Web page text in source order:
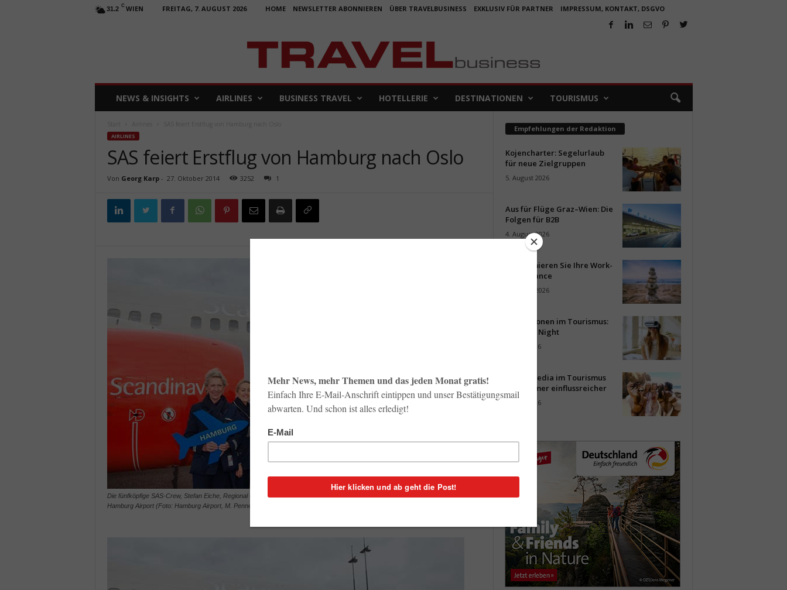
31.2 C WIEN FREITAG, 7. AUGUST 2026 HOME NEWSLETTER ABONNIEREN ÜBER TRAVELBUSINESS EXKLUSIV FÜR PARTNER IMPRESSUM, KONTAKT, DSGVO
A
NEWS & INSIGHTS AIRLINES BUSINESS TRAVEL HOTELLERIE DESTINATIONEN TOURISMUS
AIRLINES
SAS feiert Erstflug von Hamburg nach Oslo
Von Georg Karp- 27. Oktober 2014 3252 1
Die fünfköpfige SAS-Crew, Stefan Eiche, Regional General Manager Central Europe von SAS, Lara Münch, Aviation Marketing,
Hamburg Airport (Foto: Hamburg Airport, M. Penner)
Empfehlungen der Redaktion
Kojencharter: Segelurlaub
für neue Zielgruppen
5. August 2026
Aus für Flüge Graz–Wien: Die
Folgen für B2B
4. August 2026
So optimieren Sie Ihre Work-
Life-Balance
3. August 2026
Innovationen im Tourismus:
Start-up Night
31. Juli 2026
Social Media im Tourismus
wird immer einflussreicher
30. Juli 2026